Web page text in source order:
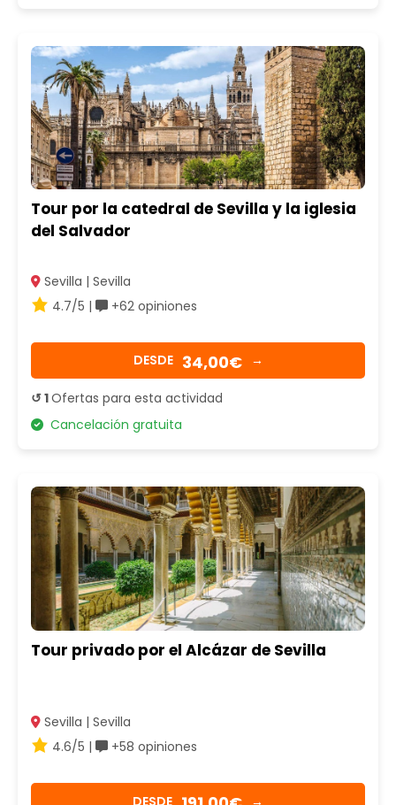
Tour por la catedral de Sevilla y la iglesia
del Salvador
Sevilla | Sevilla
4.7/5 |
+62 opiniones
DESDE 34,00€ →
↺ 1Ofertas para esta actividad
Cancelación gratuita
Tour privado por el Alcázar de Sevilla
Sevilla | Sevilla
4.6/5 |
+58 opiniones
DESDE →